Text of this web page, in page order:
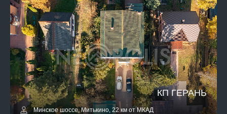
КП ГЕРАНЬ
Минское шоссе, Митькино, 22 км от МКАД